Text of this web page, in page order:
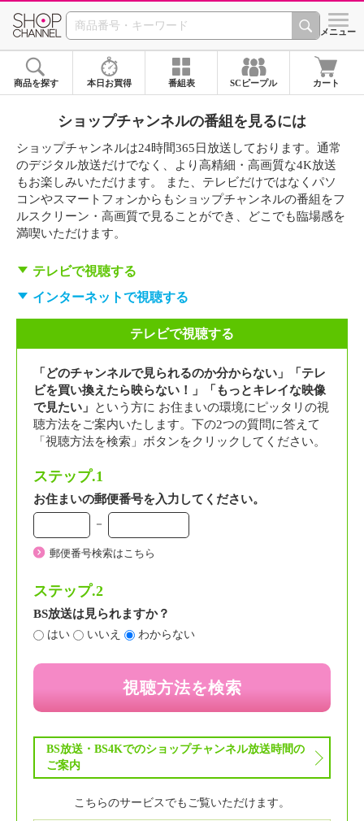
SHOP CHANNEL シメニュー
商品を探す 本日お買得 番組表 SCピープル カート
ショップチャンネルの番組を見るには
ショップチャンネルは24時間365日放送しております。通常
のデジタル放送だけでなく、より高精細・高画質な4K放送
もお楽しみいただけます。 また、テレビだけではなくパソ
コンやスマートフォンからもショップチャンネルの番組をフ
ルスクリーン・高画質で見ることができ、どこでも臨場感を
満喫いただけます。
テレビで視聴する
インターネットで視聴する
テレビで視聴する
「どのチャンネルで見られるのか分からない」「テレ
ビを買い換えたら映らない！」「もっとキレイな映像
で見たい」
という方に お住まいの環境にピッタリの視
聴方法をご案内いたします。下の2つの質問に答えて
「視聴方法を検索」ボタンをクリックしてください。
ステップ.1
お住まいの郵便番号を入力してください。
－
郵便番号検索はこちら
ステップ.2
BS放送は見られますか？
はい いいえ わからない
視聴方法を検索
BS放送・BS4Kでのショップチャンネル放送時間の
ご案内
こちらのサービスでもご覧いただけます。